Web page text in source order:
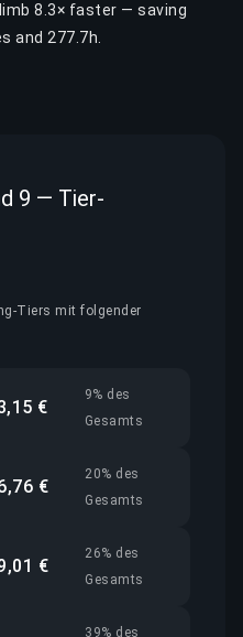
8.3× faster — saving
and 277.7h.
9 — Tier-
Tiers mit folgender
€
9% des
Gesamts
€
20% des
Gesamts
€
26% des
Gesamts
39% des